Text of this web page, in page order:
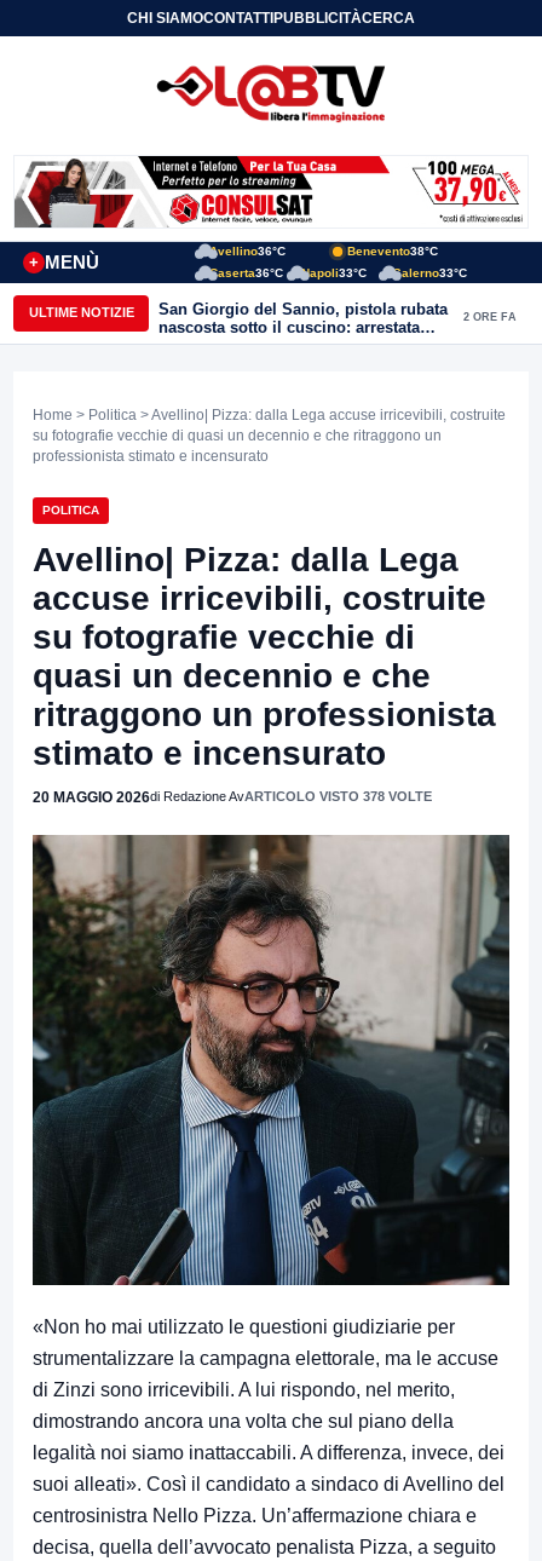
CHI SIAMOCONTATTIPUBBLICITÀCERCA
MENÙ
+
Avellino36°C Benevento38°C
Caserta36°C Napoli33°C Salerno33°C
ULTIME NOTIZIE
San Giorgio del Sannio, pistola rubata
nascosta sotto il cuscino: arrestata
51enne
2 ORE FA
Home > Politica > Avellino| Pizza: dalla Lega accuse irricevibili, costruite
su fotografie vecchie di quasi un decennio e che ritraggono un
professionista stimato e incensurato
POLITICA
Avellino| Pizza: dalla Lega
accuse irricevibili, costruite
su fotografie vecchie di
quasi un decennio e che
ritraggono un professionista
stimato e incensurato
20 MAGGIO 2026di Redazione AvARTICOLO VISTO 378 VOLTE
«Non ho mai utilizzato le questioni giudiziarie per
strumentalizzare la campagna elettorale, ma le accuse
di Zinzi sono irricevibili. A lui rispondo, nel merito,
dimostrando ancora una volta che sul piano della
legalità noi siamo inattaccabili. A differenza, invece, dei
suoi alleati». Così il candidato a sindaco di Avellino del
centrosinistra Nello Pizza. Un’affermazione chiara e
decisa, quella dell’avvocato penalista Pizza, a seguito